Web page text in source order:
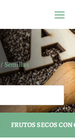
/ Semillas
FRUTOS SECOS